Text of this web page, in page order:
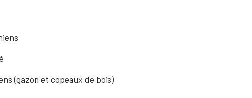
(gazon et copeaux de bois)